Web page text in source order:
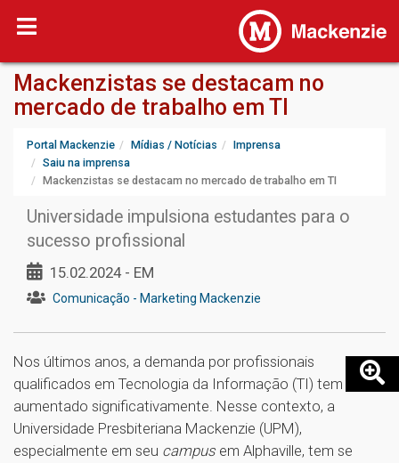
Mackenzistas se destacam no
mercado de trabalho em TI
Portal Mackenzie Mídias / Notícias
Imprensa
Saiu na imprensa
Mackenzistas se destacam no mercado de trabalho em TI
Universidade impulsiona estudantes para o
sucesso profissional
15.02.2024 - EM
Comunicação - Marketing Mackenzie
Nos últimos anos, a demanda por profissionais
qualificados em Tecnologia da Informação (TI) tem
aumentado significativamente. Nesse contexto, a
Universidade Presbiteriana Mackenzie (UPM),
especialmente em seu campus em Alphaville, tem se